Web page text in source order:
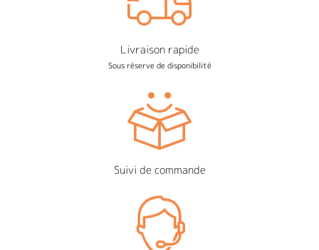
Livraison rapide
Sous réserve de disponibilité
Suivi de commande